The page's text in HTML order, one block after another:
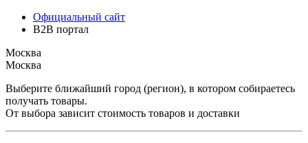
Официальный сайт
B2B портал
Москва
Москва
Выберите ближайший город (регион), в котором собираетесь
получать товары.
От выбора зависит стоимость товаров и доставки